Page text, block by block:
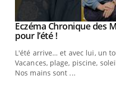
Youtube
Eczéma Chronique des
pour l’été !Youtube
L'été arrive… et avec lui, un
Vacances, plage, piscine,
Nos mains sont ...